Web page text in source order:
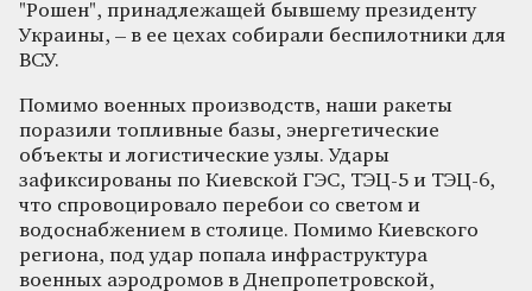
"Рошен", принадлежащей бывшему президенту
Украины, – в ее цехах собирали беспилотники для
ВСУ.
Помимо военных производств, наши ракеты
поразили топливные базы, энергетические
объекты и логистические узлы. Удары
зафиксированы по Киевской ГЭС, ТЭЦ-5 и ТЭЦ-6,
что спровоцировало перебои со светом и
водоснабжением в столице. Помимо Киевского
региона, под удар попала инфраструктура
военных аэродромов в Днепропетровской,